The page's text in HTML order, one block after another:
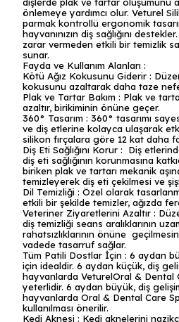
önlemeye yardımcı olur. Veturel
parmak kontrollü ergonomik
hayvanınızın diş sağlığını
zarar vermeden etkili bir temizlik
sunar.
Fayda ve Kullanım Alanları :
Kötü Ağız Kokusunu Giderir :
kokusunu azaltarak daha taze
Plak ve Tartar Bakım : Plak ve
azaltır, birikiminin önüne geçer.
360° Tasarım : 360° tasarımı
ve diş etlerine kolayca ulaşarak
silikon fırçalara göre 12 kat daha
Diş Eti Sağlığını Korur : Diş
diş eti sağlığının korunmasına
biriken plak ve tartarı mekanik
temizleyerek diş eti çekilmesi ve
Dil Temizliği : Özel olarak
etkili bir şekilde temizler, ağızda
Veteriner Ziyaretlerini Azaltır :
diş temizliği seans aralıklarının
rahatsızlıklarının önüne
vadede tasarruf sağlar.
Tüm Patili Dostlar İçin : 6 aydan
için idealdir. 6 aydan küçük, diş
hayvanlarda VeturelOral & Dental
yeterlidir. 6 aydan büyük, diş
hayvanlarda Oral & Dental Care
kullanılması önerilir.
Kedi Aknesi : Kedi aknelerini